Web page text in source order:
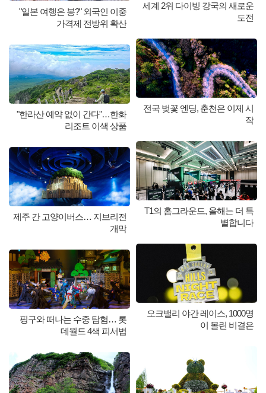
"일본 여행은 봉?" 외국인 이중
가격제 전방위 확산
"한라산 예약 없이 간다"…한화
리조트 이색 상품
제주 간 고양이버스… 지브리전
개막
핑구와 떠나는 수중 탐험… 롯
데월드 4색 피서법
세계 2위 다이빙 강국의 새로운
도전
전국 벚꽃 엔딩, 춘천은 이제 시
작
T1의 홈그라운드, 올해는 더 특
별합니다
오크밸리 야간 레이스, 1000명
이 몰린 비결은